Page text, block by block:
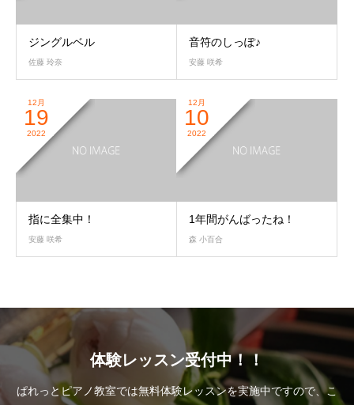
ジングルベル
佐藤 玲奈
音符のしっぽ♪
安藤 咲希
12月
19
2022
指に全集中！
安藤 咲希
12月
10
2022
1年間がんばったね！
森 小百合
体験レッスン受付中！！
ぱれっとピアノ教室では無料体験レッスンを実施中ですので、こ